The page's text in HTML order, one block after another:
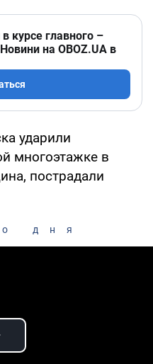
курсе главного –
на OBOZ.UA в
ударили
многоэтажке в
пострадали
дня
Video